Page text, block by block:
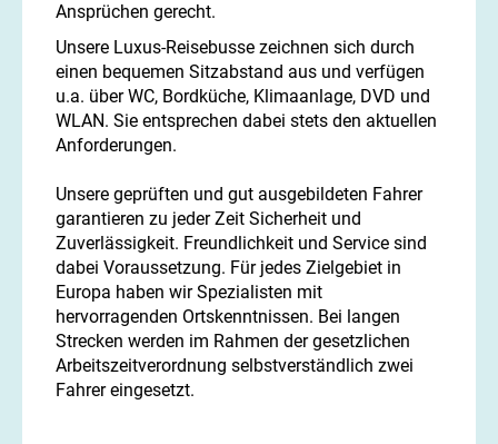
Ansprüchen gerecht.
Unsere Luxus-Reisebusse zeichnen sich durch
einen bequemen Sitzabstand aus und verfügen
u.a. über WC, Bordküche, Klimaanlage, DVD und
WLAN. Sie entsprechen dabei stets den aktuellen
Anforderungen.
Unsere geprüften und gut ausgebildeten Fahrer
garantieren zu jeder Zeit Sicherheit und
Zuverlässigkeit. Freundlichkeit und Service sind
dabei Voraussetzung. Für jedes Zielgebiet in
Europa haben wir Spezialisten mit
hervorragenden Ortskenntnissen. Bei langen
Strecken werden im Rahmen der gesetzlichen
Arbeitszeitverordnung selbstverständlich zwei
Fahrer eingesetzt.